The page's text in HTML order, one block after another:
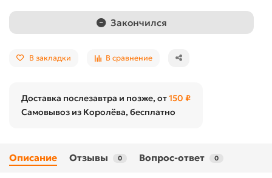
Закончился
В закладки В сравнение
Доставка послезавтра и позже, от150 ₽
Самовывоз из Королёва, бесплатно
Описание Отзывы 0 Вопрос-ответ 0